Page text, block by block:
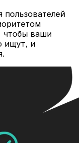
чтобы ваши
ищут, и